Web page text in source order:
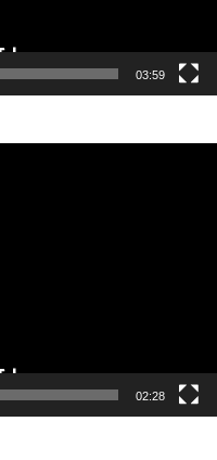
03:59
02:28